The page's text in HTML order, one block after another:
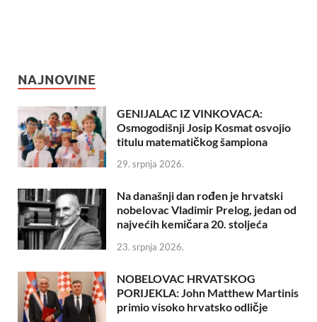
NAJNOVINE
GENIJALAC IZ VINKOVACA:
Osmogodišnji Josip Kosmat osvojio
titulu matematičkog šampiona
29. srpnja 2026.
Na današnji dan rođen je hrvatski
nobelovac Vladimir Prelog, jedan od
najvećih kemičara 20. stoljeća
23. srpnja 2026.
NOBELOVAC HRVATSKOG
PORIJEKLA: John Matthew Martinis
primio visoko hrvatsko odličje